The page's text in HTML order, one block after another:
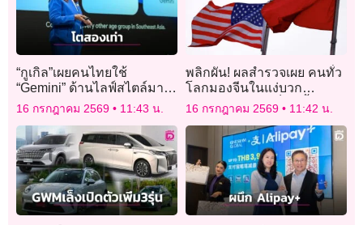
“กูเกิล”เผยคนไทยใช้
“Gemini” ด้านไลฟ์สไตล์มาก
สุดในอาเซียน
16 กรกฎาคม 2569 11:43 น.
พลิกผัน! ผลสำรวจเผย คนทั่ว
โลกมองจีนในแง่บวก
มากกว่าสหรัฐ “เป็นครั้งแรก”
16 กรกฎาคม 2569 11:42 น.